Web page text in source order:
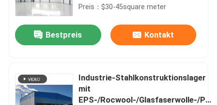
Preis：$30-45square meter
Bestpreis Kontakt
Industrie-Stahlkonstruktionslager
mit
EPS-/Rocwool-/Glasfaserwolle-/PU-